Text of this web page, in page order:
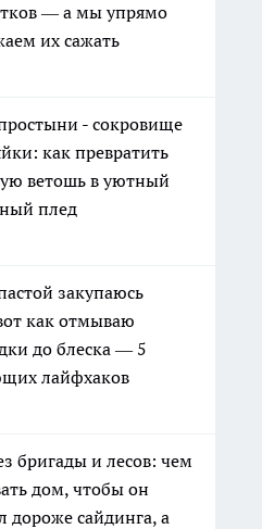
— а мы упрямо
их сажать
- сокровище
как превратить
ветошь в уютный
плед
закупаюсь
как отмываю
до блеска — 5
лайфхаков
бригады и лесов: чем
дом, чтобы он
дороже сайдинга, а